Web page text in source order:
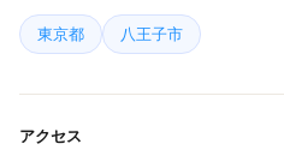
東京都 八王子市
アクセス